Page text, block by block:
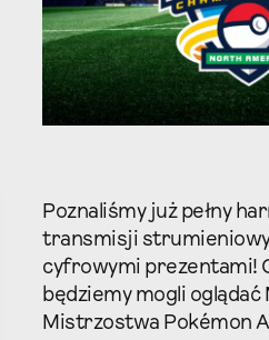
Poznaliśmy już pełny
transmisji
cyfrowymi prezentami!
będziemy mogli
Mistrzostwa Pokémon